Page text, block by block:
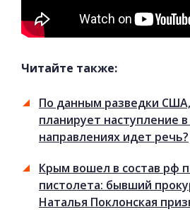
Читайте также:
По данным разведки США,
планирует наступление
направлениях идет речь?
Крым вошел в состав рф
пистолета: бывший
Наталья Поклонская